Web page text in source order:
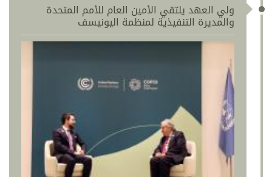
ولي العهد يلتقي الأمين العام للأمم المتحدة
والمديرة التنفيذية لمنظمة اليونيسف